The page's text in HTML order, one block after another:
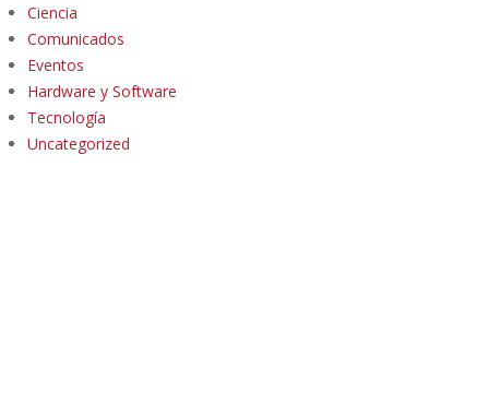
Ciencia
Comunicados
Eventos
Hardware y Software
Tecnología
Uncategorized